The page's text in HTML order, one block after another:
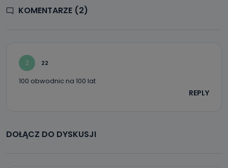
KOMENTARZE (2)
2 22
100 obwodnic na 100 lat
REPLY
DOŁĄCZ DO DYSKUSJI